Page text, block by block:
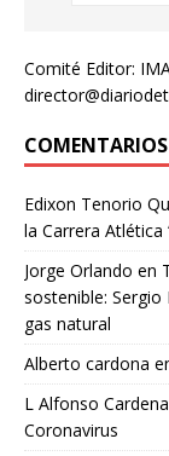
Comité Editor:
Edixon Tenorio
la Carrera Atlética
Jorge Orlando en
sostenible:
gas natural
Alberto cardona
L Alfonso
Coronavirus